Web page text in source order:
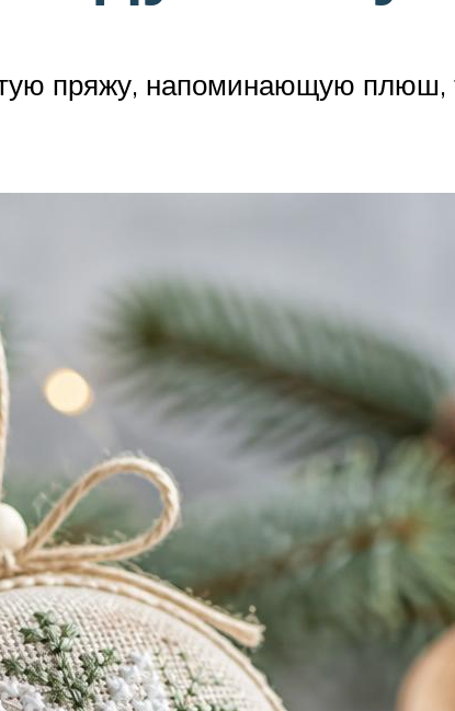
пряжу, напоминающую плюш,